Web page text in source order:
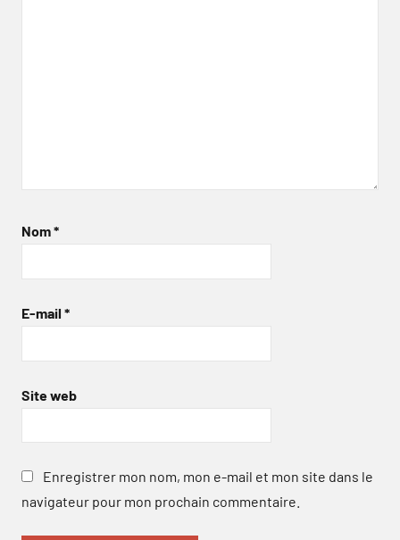
Nom*
E-mail *
Site web
Enregistrer mon nom, mon e-mail et mon site dans le
navigateur pour mon prochain commentaire.